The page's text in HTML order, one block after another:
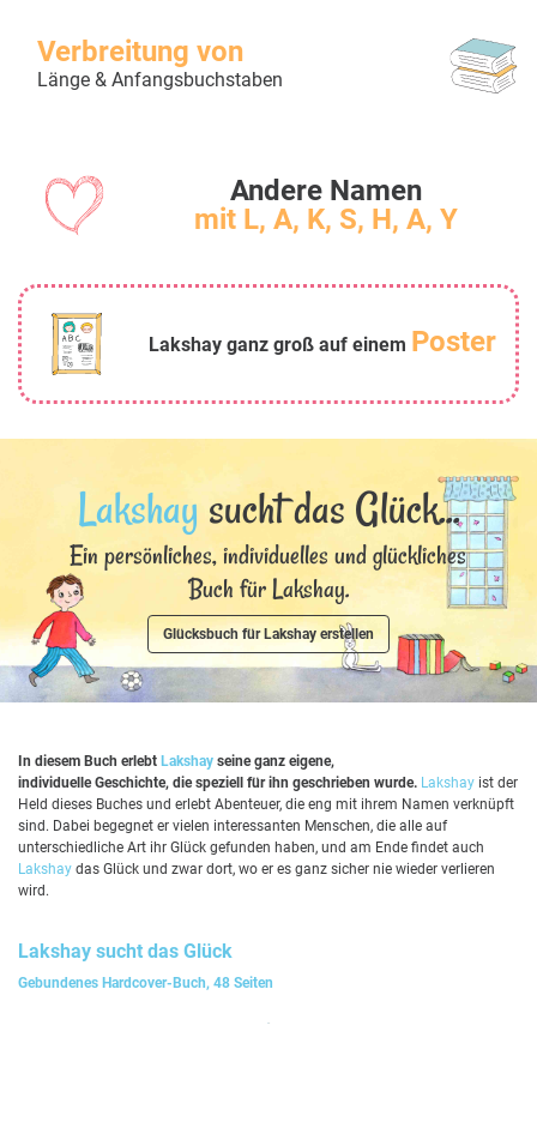
Verbreitung von
Länge & Anfangsbuchstaben
Andere Namen
mit L, A, K, S, H, A, Y
Lakshay ganz groß auf einem Poster
Lakshay sucht das Glück...
Ein persönliches, individuelles und glückliches
Buch für Lakshay.
Glücksbuch für Lakshay erstellen
In diesem Buch erlebt Lakshay seine ganz eigene,
individuelle Geschichte, die speziell für ihn geschrieben wurde. Lakshay ist der
Held dieses Buches und erlebt Abenteuer, die eng mit ihrem Namen verknüpft
sind. Dabei begegnet er vielen interessanten Menschen, die alle auf
unterschiedliche Art ihr Glück gefunden haben, und am Ende findet auch
Lakshay das Glück und zwar dort, wo er es ganz sicher nie wieder verlieren
wird.
Lakshay sucht das Glück
Gebundenes Hardcover-Buch, 48 Seiten